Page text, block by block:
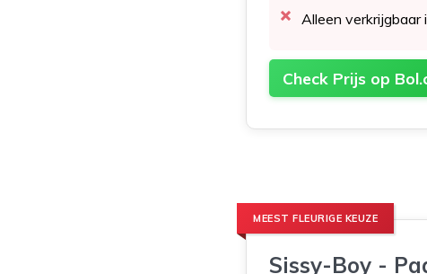
Alleen verkrijgbaar
Check Prijs op
MEEST FLEURIGE KEUZE
Sissy-Boy -